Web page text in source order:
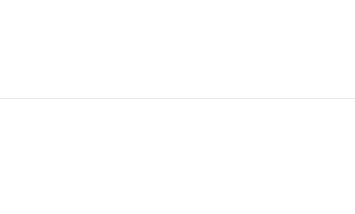
yang